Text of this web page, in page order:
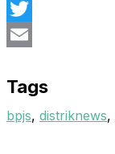
Facebook
Twitter
Tags
bpjs, distriknews,